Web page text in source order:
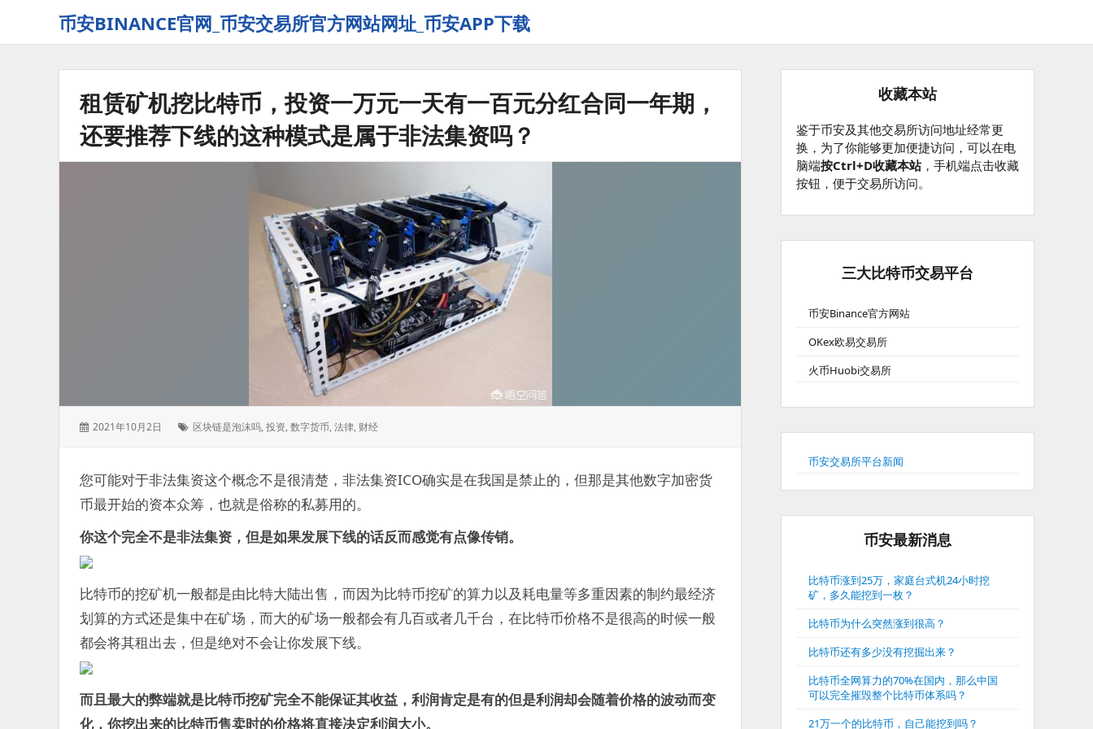
币安BINANCE官网_币安交易所官方网站网址_币安APP下载
租赁矿机挖比特币，投资一万元一天有一百元分红合同一年期，
还要推荐下线的这种模式是属于非法集资吗？
发
2021年10月2日
标
区块链是泡沫吗,投资,数字货币,法律, 财经
您可能对于非法集资这个概念不是很清楚，非法集资ICO确实是在我国是禁止的，但那是其他数字加密货
币最开始的资本众筹，也就是俗称的私募用的。
你这个完全不是非法集资，但是如果发展下线的话反而感觉有点像传销。
比特币的挖矿机一般都是由比特大陆出售，而因为比特币挖矿的算力以及耗电量等多重因素的制约最经济
划算的方式还是集中在矿场，而大的矿场一般都会有几百或者几千台，在比特币价格不是很高的时候一般
都会将其租出去，但是绝对不会让你发展下线。
而且最大的弊端就是比特币挖矿完全不能保证其收益，利润肯定是有的但是利润却会随着价格的波动而变
化，你挖出来的比特币售卖时的价格将直接决定利润大小。
收藏本站
鉴于币安及其他交易所访问地址经常更
换，为了你能够更加便捷访问，可以在电
脑端按Ctrl+D收藏本站，手机端点击收藏
按钮，便于交易所访问。
三大比特币交易平台
币安Binance官方网站
OKex欧易交易所
火币Huobi交易所
币安交易所平台新闻
币安最新消息
比特币涨到25万，家庭台式机24小时挖
矿，多久能挖到一枚？
比特币为什么突然涨到很高？
比特币还有多少没有挖掘出来？
比特币全网算力的70%在国内，那么中国
可以完全摧毁整个比特币体系吗？
21万一个的比特币，自己能挖到吗？